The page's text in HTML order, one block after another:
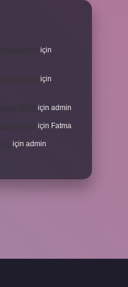
için
için
için admin
için Fatma
için admin